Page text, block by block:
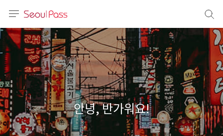
体)
안녕, 반가워요!